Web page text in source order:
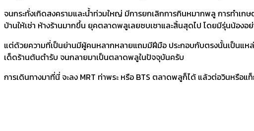
จนกระทั่งเกิดสงครามและน้ำท่วมใหญ่ มีการยกเลิกการกินหมากพลู การทำเ
บ้านให้เช่า ห้างร้านมากขึ้น ยุคตลาดพลูเลยซบเซาและสิ้นสุดไป โดยมีรุ่นน้อง
แต่ด้วยความที่เป็นย่านมีผู้คนหลากหลายแถมมีฝีมือ ประกอบกับตรงนั้นเป็นแห
เด็ดร้านต้นตำรับ จนกลายมาเป็นตลาดพลูในปัจจุบันครับ
การเดินทางมาที่นี่ จะลง MRT ท่าพระ หรือ BTS ตลาดพลูก็ได้ แล้วต่อวินหรื